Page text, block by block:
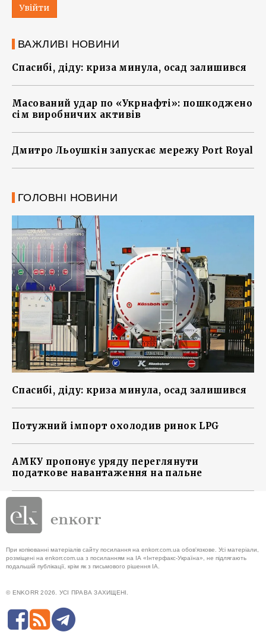
Увійти
ВАЖЛИВІ НОВИНИ
Спасибі, діду: криза минула, осад залишився
Масований удар по «Укрнафті»: пошкоджено
сім виробничих активів
Дмитро Льоушкін запускає мережу Port Royal
ГОЛОВНІ НОВИНИ
Спасибі, діду: криза минула, осад залишився
Потужний імпорт охолодив ринок LPG
АМКУ пропонує уряду переглянути
податкове навантаження на пальне
При копіюванні матеріалів сайту посилання на enkorr.com.ua обов'язкове. Усі матеріали,
розміщені на enkorr.com.ua з посиланням на ІА «Інтерфакс-Україна», не підлягають
подальшій публікації, крім як з письмового рішення ІА.
© ENKORR 2026. УСІ ПРАВА ЗАХИЩЕНІ.